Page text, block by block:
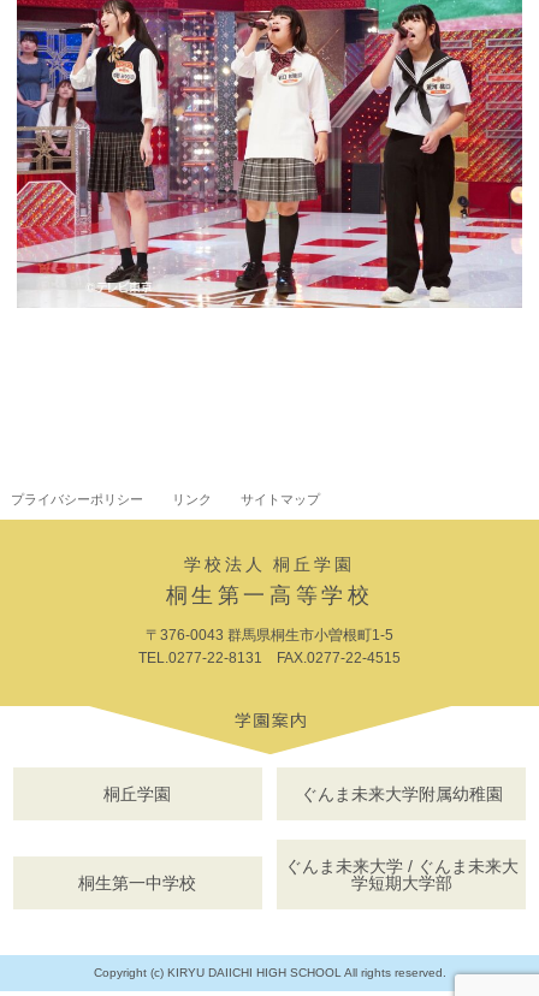
プライバシーポリシー リンク サイトマップ
学校法人 桐丘学園
桐生第一高等学校
〒376-0043 群馬県桐生市小曽根町1-5
TEL.0277-22-8131 FAX.0277-22-4515
桐丘学園 ぐんま未来大学附属幼稚園
桐生第一中学校
ぐんま未来大学 / ぐんま未来大
学短期大学部
Copyright (c) KIRYU DAIICHI HIGH SCHOOL All rights reserved.